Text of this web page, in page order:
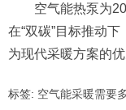
空气能热泵为
在“双碳”目标推动
为现代采暖方案的优
标签: 空气能采暖需要